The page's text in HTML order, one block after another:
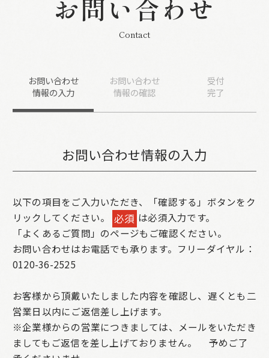
お問い合わせ
Contact
お問い合わせ
情報の入力
お問い合わせ
情報の確認
受付
完了
お問い合わせ情報の入力
以下の項目をご入力いただき、「確認する」ボタンをク
リックしてください。
必須 は必須入力です。
「よくあるご質問」のページもご確認ください。
お問い合わせはお電話でも承ります。フリーダイヤル：
0120-36-2525
お客様から頂戴いたしました内容を確認し、遅くとも二
営業日以内にご返信差し上げます。
※企業様からの営業につきましては、メールをいただき
ましてもご返信を差し上げておりません。
予めご了